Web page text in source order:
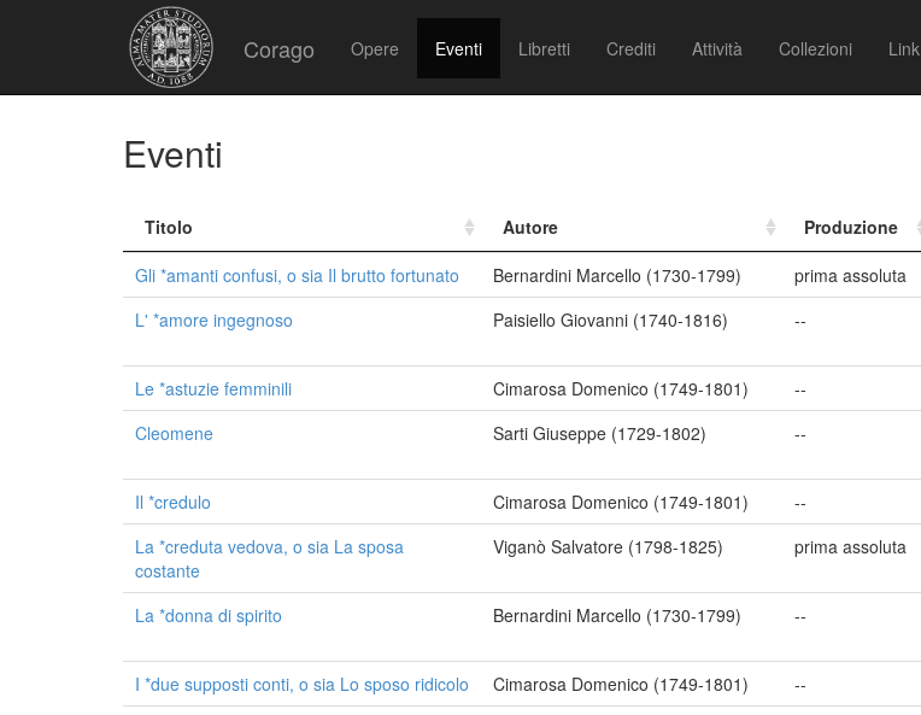
Corago Opere Eventi Libretti Crediti Attività Collezioni Link
Eventi
Titolo Autore Produzione
Gli *amanti confusi, o sia Il brutto fortunato
Bernardini Marcello (1730-1799) prima assoluta
L' *amore ingegnoso
Paisiello Giovanni (1740-1816) --
Le *astuzie femminili Cimarosa Domenico (1749-1801) --
Cleomene
Sarti Giuseppe (1729-1802) --
Il *credulo
Cimarosa Domenico (1749-1801) --
La *creduta vedova, o sia La sposa
costante
Viganò Salvatore (1798-1825) prima assoluta
La *donna di spirito Bernardini Marcello (1730-1799) --
I *due supposti conti, o sia Lo sposo ridicolo Cimarosa Domenico (1749-1801) --